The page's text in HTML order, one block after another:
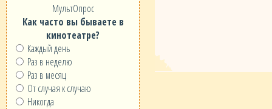
МультОпрос
Как часто вы бываете в
кинотеатре?
Каждый день
Раз в неделю
Раз в месяц
От случая к случаю
Никогда